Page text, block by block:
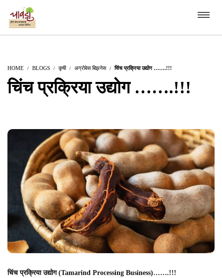
HOME BLOGS कृषी अग्रोबेस बिझनेस चिंच प्रक्रिया उद्योग …….!!!
चिंच प्रक्रिया उद्योग …….!!!
चिंच प्रक्रिया उद्योग (Tamarind Processing Business)…….!!!